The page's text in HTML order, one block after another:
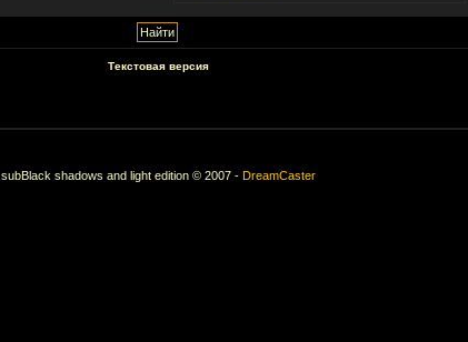
Текстовая версия
subBlack shadows and light edition © 2007 - DreamCaster